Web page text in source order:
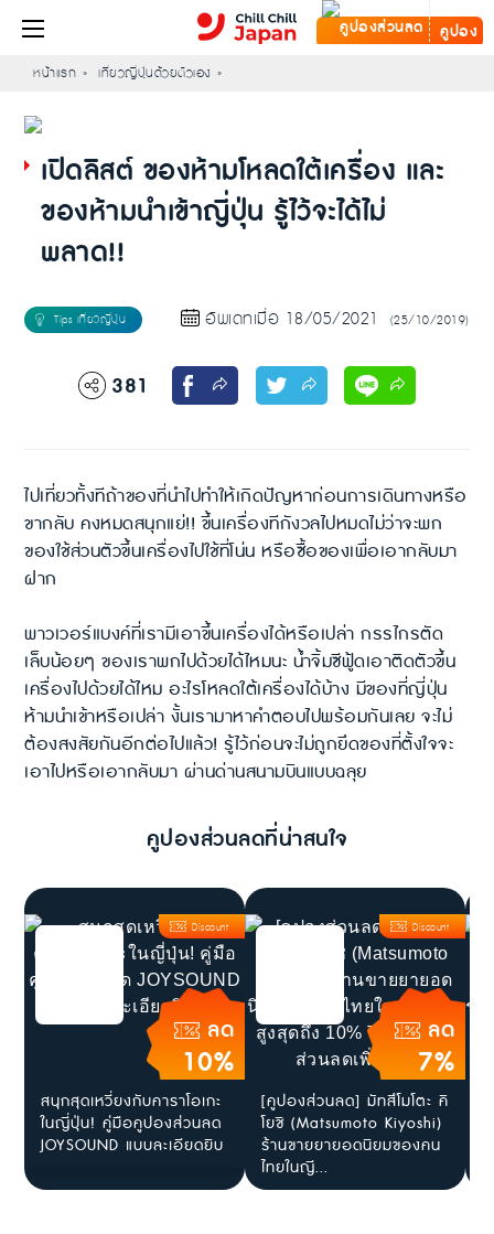
คูปอง
หน้าแรก เที่ยวญี่ปุ่นด้วยตัวเอง
เปิดลิสต์ ของห้ามโหลดใต้เครื่อง และ
ของห้ามนำเข้าญี่ปุ่น รู้ไว้จะได้ไม่
พลาด!!
อัพเดทเมื่อ 18/05/2021 (25/10/2019)
381
ไปเที่ยวทั้งทีถ้าของที่นำไปทำให้เกิดปัญหาก่อนการเดินทางหรือ
ขากลับ คงหมดสนุกแย่!! ขึ้นเครื่องทีกังวลไปหมดไม่ว่าจะพก
ของใช้ส่วนตัวขึ้นเครื่องไปใช้ที่โน่น หรือซื้อของเพื่อเอากลับมา
ฝาก
พาวเวอร์แบงค์ที่เรามีเอาขึ้นเครื่องได้หรือเปล่า กรรไกรตัด
เล็บน้อยๆ ของเราพกไปด้วยได้ไหมนะ น้ำจิ้มซีฟู้ดเอาติดตัวขึ้น
เครื่องไปด้วยได้ไหม อะไรโหลดใต้เครื่องได้บ้าง มีของที่ญี่ปุ่น
ห้ามนำเข้าหรือเปล่า งั้นเรามาหาคำตอบไปพร้อมกันเลย จะไม่
ต้องสงสัยกันอีกต่อไปแล้ว! รู้ไว้ก่อนจะไม่ถูกยึดของที่ตั้งใจจะ
เอาไปหรือเอากลับมา ผ่านด่านสนามบินแบบฉลุย
คูปองส่วนลดที่น่าสนใจ
ลด
10%
Discount
สนุกสุดเหวี่ยงกับคาราโอเกะ
ในญี่ปุ่น! คู่มือคูปองส่วนลด
JOYSOUND แบบละเอียดยิบ
ลด
7%
Discount
[คูปองส่วนลด] มัทสึโมโตะ คิ
โยชิ (Matsumoto Kiyoshi)
ร้านขายยายอดนิยมของคน
ไทยในญี...